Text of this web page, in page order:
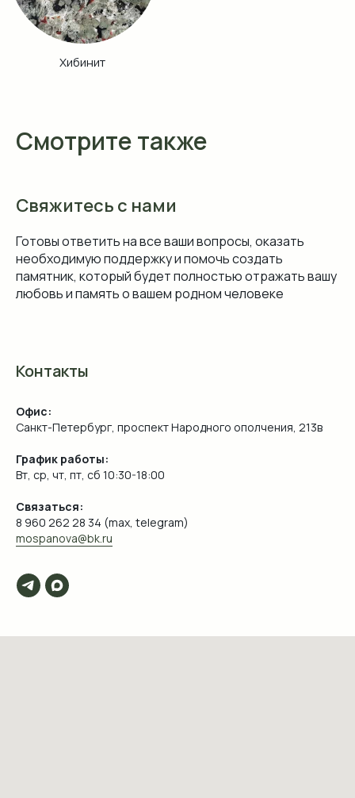
Смотрите также
Свяжитесь с нами
Готовы ответить на все ваши вопросы, оказать
необходимую поддержку и помочь создать
памятник, который будет полностью отражать вашу
любовь и память о вашем родном человеке
Контакты
Офис:
Санкт-Петербург, проспект Народного ополчения, 213в
График работы:
Вт, ср, чт, пт, сб 10:30-18:00
Связаться:
8 960 262 28 34 (max, telegram)
mospanova@bk.ru